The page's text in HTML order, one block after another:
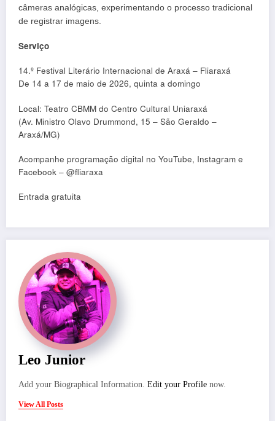
câmeras analógicas, experimentando o processo tradicional
de registrar imagens.
Serviço
14.º Festival Literário Internacional de Araxá – Fliaraxá
De 14 a 17 de maio de 2026, quinta a domingo
Local: Teatro CBMM do Centro Cultural Uniaraxá
(Av. Ministro Olavo Drummond, 15 – São Geraldo –
Araxá/MG)
Acompanhe programação digital no YouTube, Instagram e
Facebook – @fliaraxa
Entrada gratuita
Leo Junior
Add your Biographical Information. Edit your Profile now.
View All Posts